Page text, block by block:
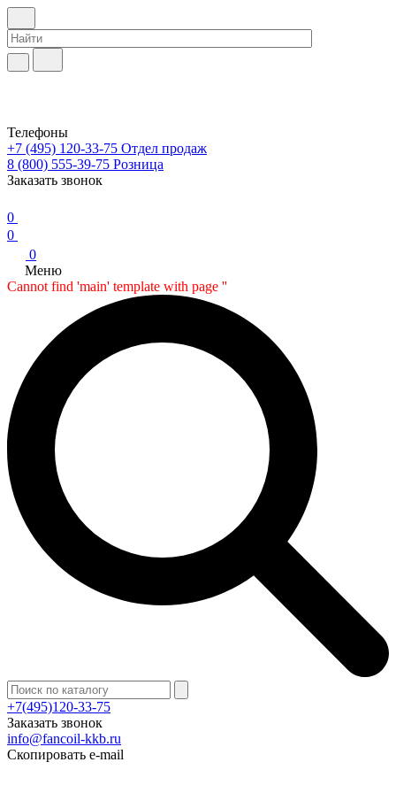
Телефоны
+7 (495) 120-33-75 Отдел продаж
8 (800) 555-39-75 Розница
Заказать звонок
0
0
0
Меню
Cannot find 'main' template with page ''
+7(495)120-33-75
Заказать звонок
info@fancoil-kkb.ru
Скопировать e-mail